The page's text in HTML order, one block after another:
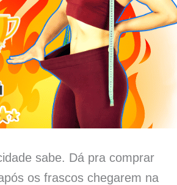
sabe. Dá pra comprar
os frascos chegarem na